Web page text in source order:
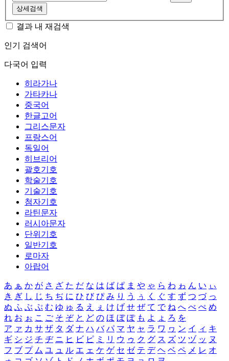
상세검색
결과 내 재검색
인기 검색어
다국어 입력
히라가나
가타카나
중국어
한글고어
그리스문자
프랑스어
독일어
히브리어
괄호기호
학술기호
기술기호
첨자기호
라틴문자
러시아문자
단위기호
일반기호
로마자
아랍어
あ ぁ か が さ ざ た だ な は ば ぱ ま や ゃ ら わ ゎ ん い ぃ
き ぎ し じ ち ぢ に ひ び ぴ み り う ぅ く ぐ す ず つ づ っ
ぬ ふ ぶ ぷ む ゆ ゅ る え ぇ け げ せ ぜ て で ね へ べ ぺ め
れ お ぉ こ ご そ ぞ と ど の ほ ぼ ぽ も よ ょ ろ を
ア ァ カ サ ザ タ ダ ナ ハ バ パ マ ヤ ャ ラ ワ ヮ ン イ ィ キ
ギ シ ジ チ ヂ ニ ヒ ビ ピ ミ リ ウ ゥ ク グ ス ズ ツ ヅ ッ ヌ
フ ブ プ ム ユ ュ ル エ ェ ケ ゲ セ ゼ テ デ ヘ ベ ペ メ レ オ